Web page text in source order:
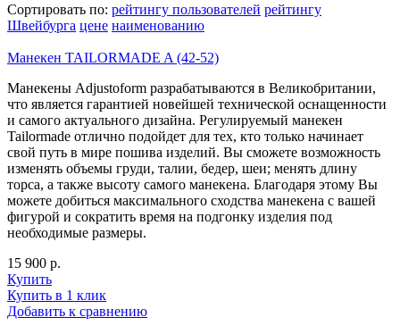
Сортировать по: рейтингу пользователей рейтингу
Швейбурга цене наименованию
Манекен TAILORMADE A (42-52)
Манекены Adjustoform разрабатываются в Великобритании,
что является гарантией новейшей технической оснащенности
и самого актуального дизайна. Регулируемый манекен
Tailormade отлично подойдет для тех, кто только начинает
свой путь в мире пошива изделий. Вы сможете возможность
изменять объемы груди, талии, бедер, шеи; менять длину
торса, а также высоту самого манекена. Благодаря этому Вы
можете добиться максимального сходства манекена с вашей
фигурой и сократить время на подгонку изделия под
необходимые размеры.
15 900 р.
Купить
Купить в 1 клик
Добавить к сравнению